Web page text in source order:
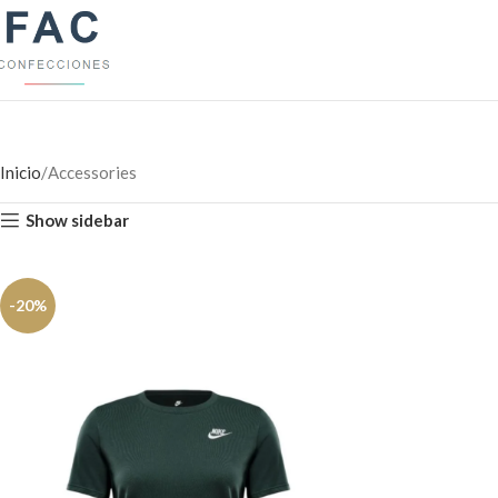
Inicio Accessories
Show sidebar
-20%